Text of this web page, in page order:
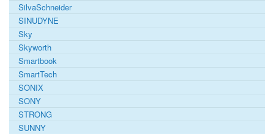
SilvaSchneider
SINUDYNE
Sky
Skyworth
Smartbook
SmartTech
SONIX
SONY
STRONG
SUNNY